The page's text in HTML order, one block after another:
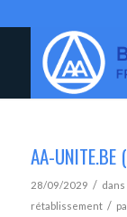
AA-
28/09/2029 / dans
rétablissement /